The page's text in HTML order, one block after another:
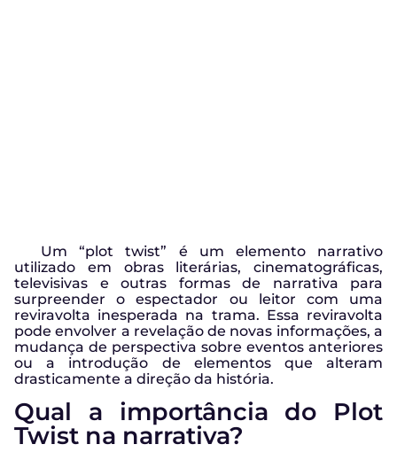
Um “plot twist” é um elemento narrativo
utilizado em obras literárias, cinematográficas,
televisivas e outras formas de narrativa para
surpreender o espectador ou leitor com uma
reviravolta inesperada na trama. Essa reviravolta
pode envolver a revelação de novas informações, a
mudança de perspectiva sobre eventos anteriores
ou a introdução de elementos que alteram
drasticamente a direção da história.
Qual a importância do Plot
Twist na narrativa?